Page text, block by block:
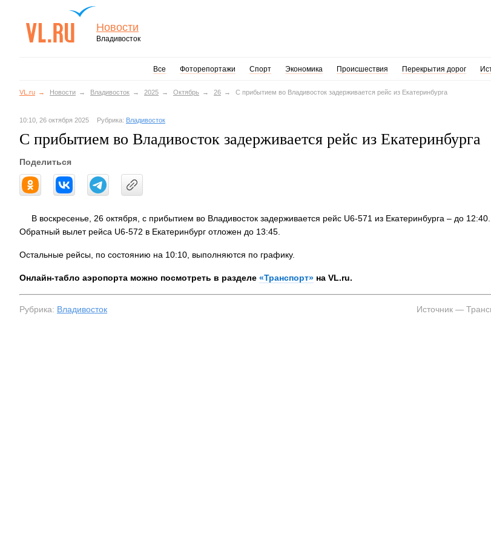
Новости
Владивосток
Все Фоторепортажи Спорт Экономика Происшествия Перекрытия дорог
VL.ru Новости Владивосток 2025 Октябрь 26 С прибытием во Владивосток задерживается рейс из Екатеринбурга
10:10, 26 октября 2025 Рубрика: Владивосток
С прибытием во Владивосток задерживается рейс из Екатеринбурга
Поделиться
В воскресенье, 26 октября, с прибытием во Владивосток задерживается рейс U6-571 из Екатеринбурга – до 12:40.
Обратный вылет рейса U6-572 в Екатеринбург отложен до 13:45.
Остальные рейсы, по состоянию на 10:10, выполняются по графику.
Онлайн-табло аэропорта можно посмотреть в разделе «Транспорт» на VL.ru.
Рубрика: Владивосток Источник —
На заправках